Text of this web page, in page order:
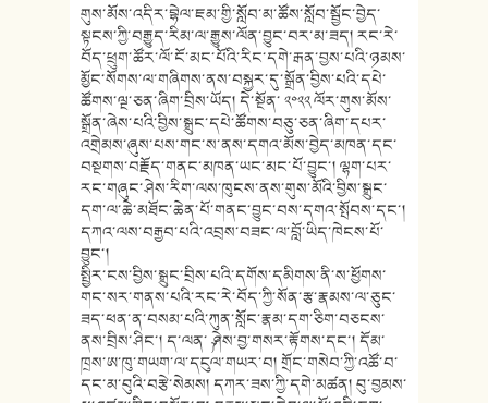
གུས་མོས་འདིར་བྷེལ་ཇམ་གྱི་སློབ་མ་ཚོས་སློབ་སྦྱོང་བྱེད་
སྟངས་ཀྱི་བརྒྱུད་རིམ་ལ་རྒྱུས་ལོན་བྱུང་བར་མ་ཟད། རང་རེ་
བོད་ཕྲུག་ཚོར་ལོ་ངོ་མང་པོའི་རིང་དགེ་རྒན་བྱས་པའི་ཉམས་
མྱོང་སོགས་ལ་གཞིགས་ནས་བསྐྱར་དུ་སྒྲོན་བྱིས་པའི་དཔེ་
ཚོགས་ལྔ་ཅན་ཞིག་བྲིས་ཡོད། དེ་སྔོན་ ༢༠༢༢ ལོར་གུས་མོས་
སྒྲོན་ཞེས་པའི་བྱིས་སྒྲུང་དཔེ་ཚོགས་བཅུ་ཅན་ཞིག་དཔར་
འགྲེམས་ཞུས་པས་གང་ས་ནས་དགའ་མོས་བྱེད་མཁན་དང་
བསྔགས་བརྗོད་གནང་མཁན་ཡང་མང་པོ་བྱུང་། ལྷག་པར་
རང་གཞུང་ཤེས་རིག་ལས་ཁུངས་ནས་གུས་མོའི་བྱིས་སྒྲུང་
དག་ལ་ཆེ་མཐོང་ཆེན་པོ་གནང་བྱུང་བས་དགའ་སྤོབས་དང་།
དཀའ་ལས་བརྒྱབ་པའི་འབྲས་བཟང་ལ་བློ་ཡིད་ཁེངས་པོ་
བྱུང་།
སྤྱིར་ངས་བྱིས་སྒྲུང་བྲིས་པའི་དགོས་དམིགས་ནི་ས་ཕྱོགས་
གང་སར་གནས་པའི་རང་རེ་བོད་ཀྱི་སོན་རྩ་རྣམས་ལ་ཅུང་
ཟད་ཕན་ན་བསམ་པའི་ཀུན་སློང་རྣམ་དག་ཅིག་བཅངས་
ནས་བྲིས་ཤིང་། ད་ལན་ ༼ཤེས་བྱ་གསར་རྟོགས་དང་། དོམ་
ཁྲས་ཨ་ཁུ་གཡག་ལ་དངུལ་གཡར་བ། གྲོང་གསེབ་ཀྱི་འཚོ་བ་
དང་མ་བུའི་བརྩེ་སེམས། དཀར་ཟས་ཀྱི་དགེ་མཚན། བུ་བྱམས་